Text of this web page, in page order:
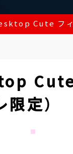
Cute フ
定）